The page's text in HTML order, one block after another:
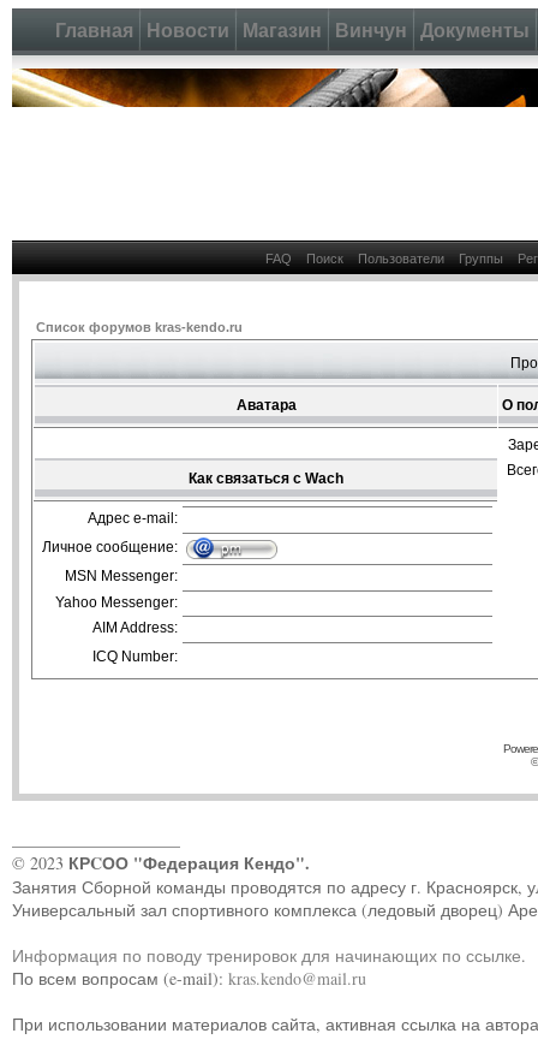
Главная Новости Магазин Винчун Документы
FAQ Поиск Пользователи Группы
Список форумов kras-kendo.ru
Аватара О
Как связаться с Wach
Адрес e-mail:
Личное сообщение:
MSN Messenger:
Yahoo Messenger:
AIM Address:
ICQ Number:
© 2023 КРCОО "Федерация Кендо".
Занятия Сборной команды проводятся по адресу г. Красноярск,
Универсальный зал спортивного комплекса (ледовый дворец)
Информация по поводу тренировок для начинающих по ссылке.
По всем вопросам (e-mail): kras.kendo@mail.ru
При использовании материалов сайта, активная ссылка на